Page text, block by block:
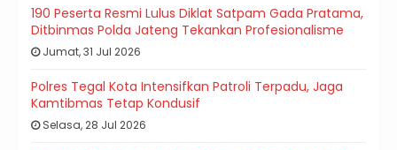
190 Peserta Resmi Lulus Diklat Satpam Gada Pratama,
Ditbinmas Polda Jateng Tekankan Profesionalisme
Jumat, 31 Jul 2026
Polres Tegal Kota Intensifkan Patroli Terpadu, Jaga
Kamtibmas Tetap Kondusif
Selasa, 28 Jul 2026